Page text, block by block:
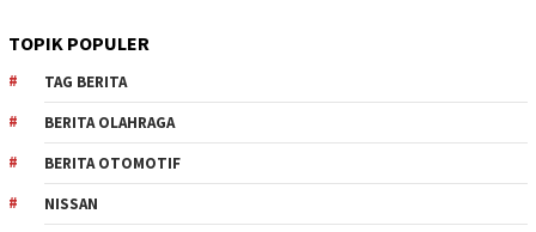
TOPIK POPULER
TAG BERITA
BERITA OLAHRAGA
BERITA OTOMOTIF
NISSAN